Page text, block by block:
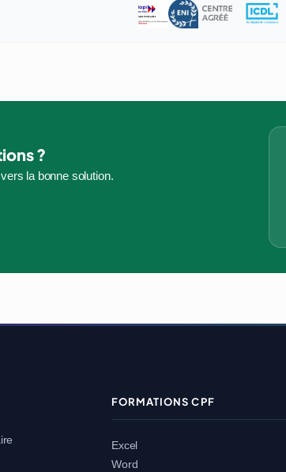
?
la bonne solution.
FORMATIONS CPF
Excel
Word